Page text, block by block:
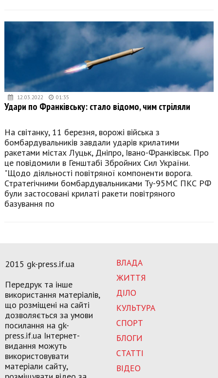
12.03.2022 01:35
Удари по Франківську: стало відомо, чим стріляли
На світанку, 11 березня, ворожі війська з
бомбардувальників завдали ударів крилатими
ракетами містах Луцьк, Дніпро, Івано-Франківськ. Про
це повідомили в Генштабі Збройних Сил України.
"Щодо діяльності повітряної компоненти ворога.
Стратегічними бомбардувальниками Ту-95МС ПКС РФ
були застосовані крилаті ракети повітряного
базування по
ВЛАДА
ЖИТТЯ
ДІЛО
КУЛЬТУРА
СПОРТ
БЛОГИ
СТАТТІ
ВІДЕО
2015 gk-press.if.ua
Передрук та інше
використання матеріалів,
що розміщені на сайті
дозволяється за умови
посилання на gk-
press.if.ua Інтернет-
видання можуть
використовувати
матеріали сайту,